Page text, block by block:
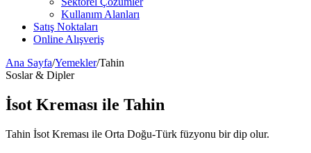
Kullanım Alanları
Satış Noktaları
Online Alışveriş
Ana Sayfa/Yemekler/Tahin
Soslar & Dipler
İsot Kreması ile Tahin
Tahin İsot Kreması ile Orta Doğu-Türk füzyonu bir dip olur.